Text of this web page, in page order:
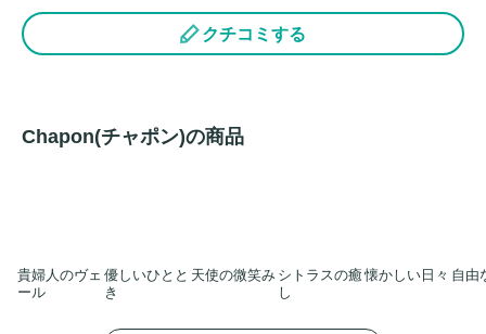
クチコミする
Chapon(チャポン)の商品
貴婦人のヴェ
ール
優しいひとと
き
天使の微笑み シトラスの癒
し
懐かしい日々 自由